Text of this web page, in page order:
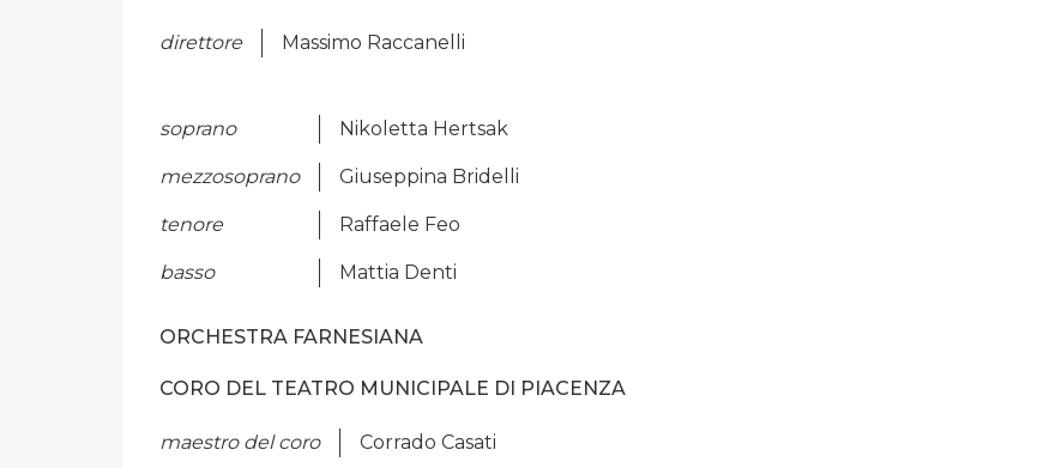
direttore Massimo Raccanelli
soprano Nikoletta Hertsak
mezzosoprano Giuseppina Bridelli
tenore Raffaele Feo
basso Mattia Denti
ORCHESTRA FARNESIANA
CORO DEL TEATRO MUNICIPALE DI PIACENZA
maestro del coro Corrado Casati